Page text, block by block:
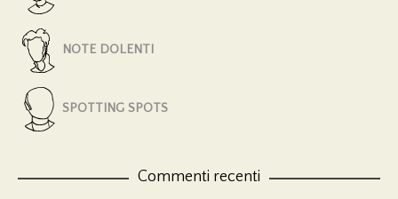
NOTE DOLENTI
SPOTTING SPOTS
Commenti recenti